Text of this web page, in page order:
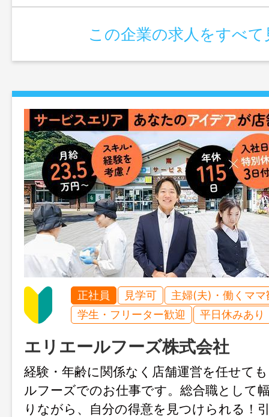
この企業の求人をすべて
正社員 見学可
主婦(夫)・働くママ
学生・フリーター歓迎
平日休みあり
エリエールフーズ株式会社
経験・年齢に関係なく店舗運営を任せて
ルフーズでのお仕事です。総合職として
りながら、自分の得意を見つけられる！